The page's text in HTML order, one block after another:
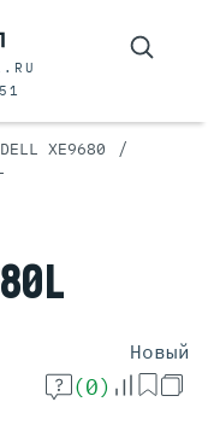
DELL XE9680 /
Новый
(0)